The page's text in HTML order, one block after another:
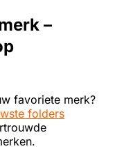
–
favoriete merk?
folders